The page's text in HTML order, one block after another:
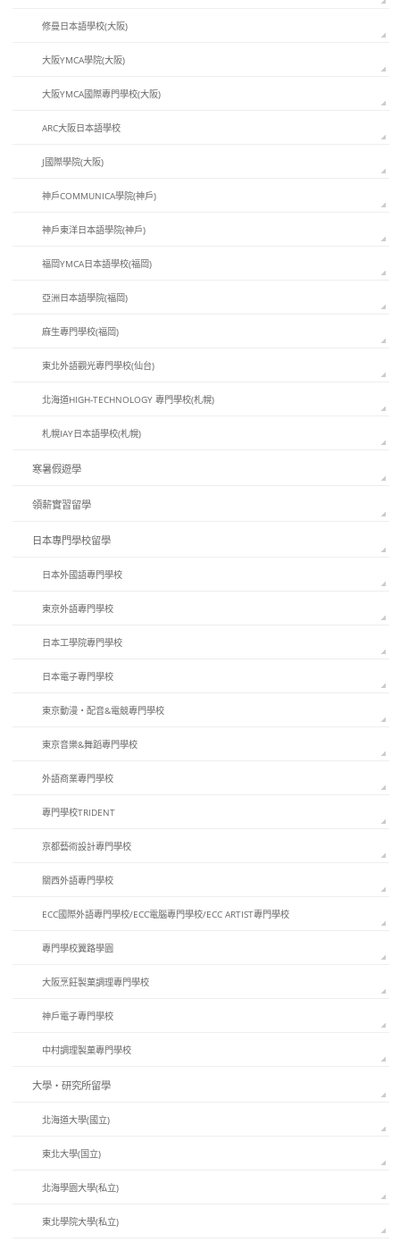
修曼日本語學校(大阪)
大阪YMCA學院(大阪)
大阪YMCA國際專門學校(大阪)
ARC大阪日本語學校
J國際學院(大阪)
神戶COMMUNICA學院(神戶)
神戶東洋日本語學院(神戶)
福岡YMCA日本語學校(福岡)
亞洲日本語學院(福岡)
麻生專門學校(福岡)
東北外語觀光專門學校(仙台)
北海道HIGH-TECHNOLOGY 專門學校(札幌)
札幌IAY日本語學校(札幌)
寒暑假遊學
領薪實習留學
日本專門學校留學
日本外國語專門學校
東京外語專門學校
日本工學院專門學校
日本電子專門學校
東京動漫・配音&電競專門學校
東京音樂&舞蹈專門學校
外語商業專門學校
專門學校TRIDENT
京都藝術設計專門學校
關西外語專門學校
ECC國際外語專門學校/ECC電腦專門學校/ECC ARTIST專門學校
專門學校翼路學園
大阪烹飪製菓調理專門學校
神戶電子專門學校
中村調理製菓專門學校
大學・研究所留學
北海道大學(國立)
東北大學(国立)
北海學園大學(私立)
東北學院大學(私立)